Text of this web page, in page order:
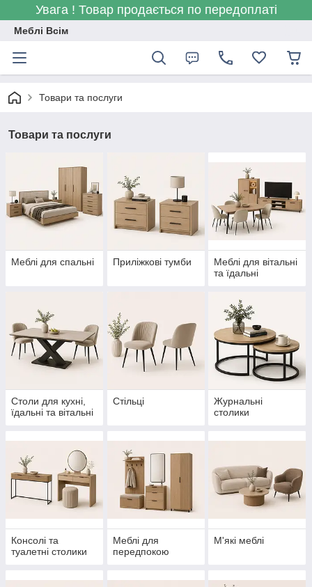
Увага ! Товар продається по передоплаті
Меблі Всім
Товари та послуги
Товари та послуги
Меблі для спальні Приліжкові тумби
Меблі для вітальні
та їдальні
Столи для кухні,
їдальні та вітальні
Стільці
Журнальні
столики
Консолі та
туалетні столики
Меблі для
передпокою
М'які меблі